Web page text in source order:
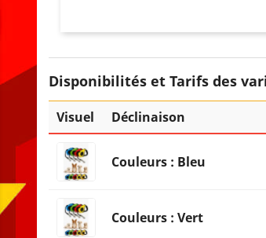
Disponibilités et Tarifs des
Visuel Déclinaison
Couleurs : Bleu
Couleurs : Vert